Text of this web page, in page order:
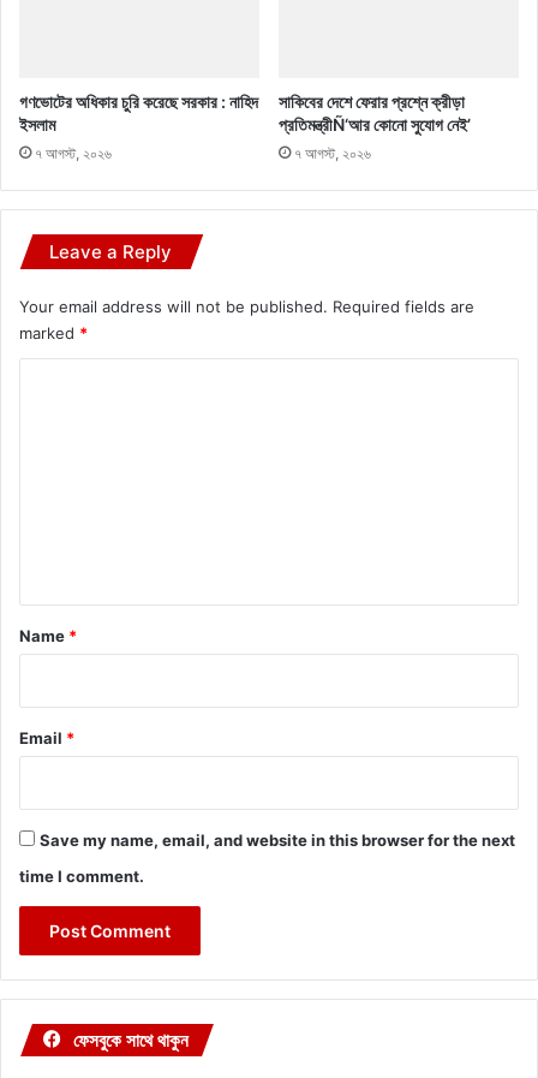
গণভোটের অধিকার চুরি করেছে সরকার : নাহিদ
ইসলাম
৭ আগস্ট, ২০২৬
সাকিবের দেশে ফেরার প্রশ্নে ক্রীড়া
প্রতিমন্ত্রীÑ‘আর কোনো সুযোগ নেই’
৭ আগস্ট, ২০২৬
Leave a Reply
Your email address will not be published. Required fields are
marked *
*
Name *
Email *
Save my name, email, and website in this browser for the next
time I comment.
ফেসবুকে সাথে থাকুন